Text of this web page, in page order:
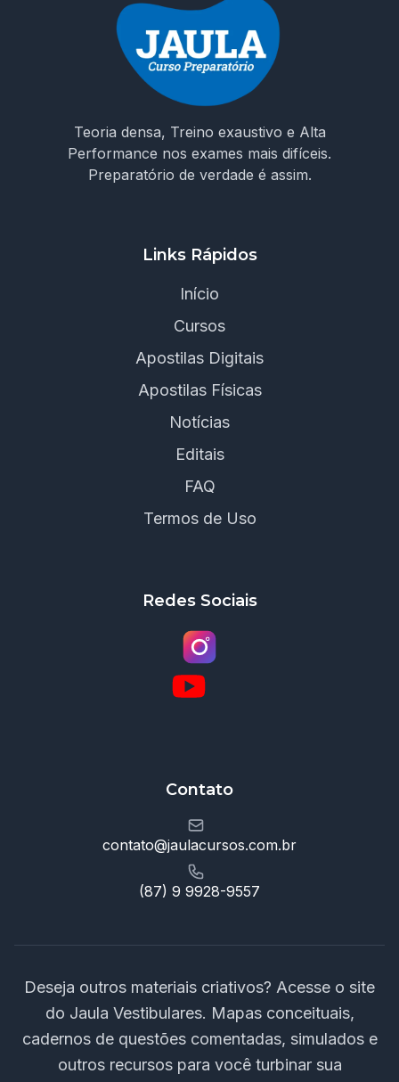
Teoria densa, Treino exaustivo e Alta
Performance nos exames mais difíceis.
Preparatório de verdade é assim.
Links Rápidos
Início
Cursos
Apostilas Digitais
Apostilas Físicas
Notícias
Editais
FAQ
Termos de Uso
Redes Sociais
Contato
contato@jaulacursos.com.br
(87) 9 9928-9557
Deseja outros materiais criativos? Acesse o site
do Jaula Vestibulares. Mapas conceituais,
cadernos de questões comentadas, simulados e
outros recursos para você turbinar sua